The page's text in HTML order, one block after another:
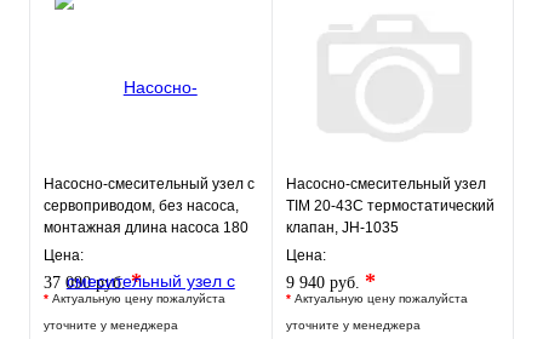
Насосно-смесительный узел с
сервоприводом, без насоса,
монтажная длина насоса 180
мм VT.COMBI.S.180M
Цена:
37 090 руб.*
* Актуальную цену пожалуйста
уточните у менеджера
Насосно-смесительный узел
TIM 20-43С термостатический
клапан, JH-1035
Цена:
9 940 руб. *
* Актуальную цену пожалуйста
уточните у менеджера